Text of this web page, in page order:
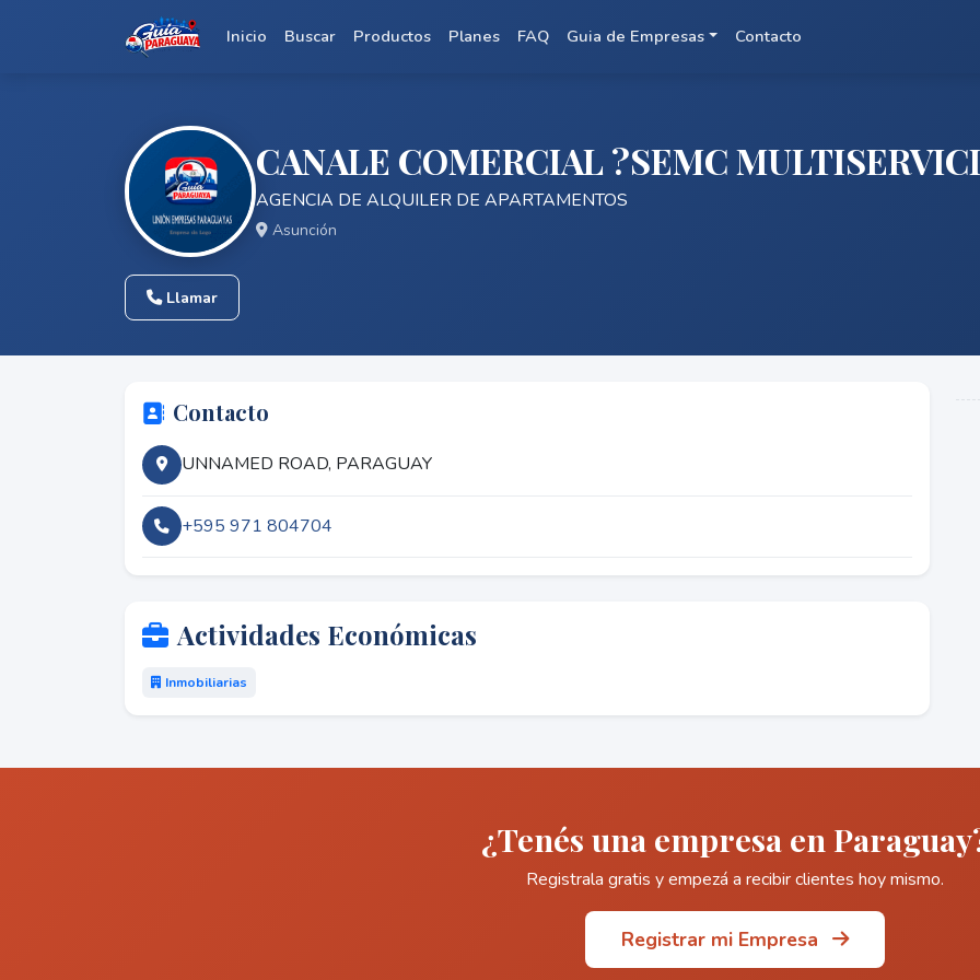
Inicio Buscar Productos Planes FAQ Guia de Empresas Contacto
CANALE COMERCIAL ?SEMC
AGENCIA DE ALQUILER DE APARTAMENTOS
Asunción
Llamar
Contacto
UNNAMED ROAD, PARAGUAY
+595 971 804704
Actividades Económicas
Inmobiliarias
¿Tenés una empresa en
Registrala gratis y empezá a recibir clientes hoy mismo.
Registrar mi Empresa